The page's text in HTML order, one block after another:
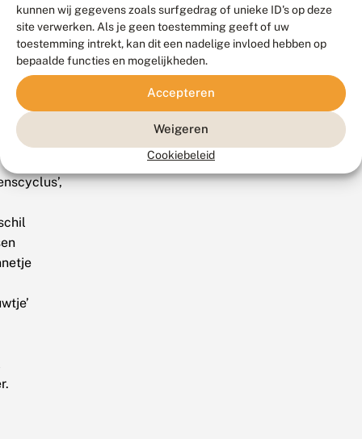
kunnen wij gegevens zoals surfgedrag of unieke ID's op deze
site verwerken. Als je geen toestemming geeft of uw
toestemming intrekt, kan dit een nadelige invloed hebben op
bepaalde functies en mogelijkheden.
Accepteren
Weigeren
Cookiebeleid